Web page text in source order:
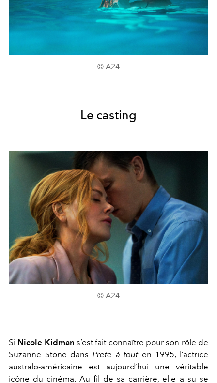
© A24
Le casting
© A24
Si Nicole Kidman s’est fait connaître pour son rôle de
Suzanne Stone dans Prête à tout en 1995, l’actrice
australo-américaine est aujourd’hui une véritable
icône du cinéma. Au fil de sa carrière, elle a su se